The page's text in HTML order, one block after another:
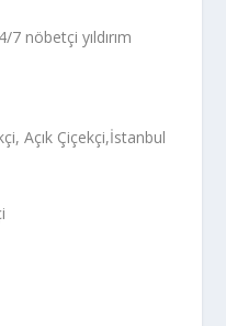
nöbetçi yıldırım
Açık Çiçekçi,İstanbul